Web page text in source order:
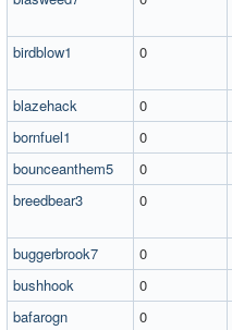
birdblow1
0
blazehack
0
bornfuel1
0
bounceanthem5
0
breedbear3
0
buggerbrook7
0
bushhook
0
bafarogn
0